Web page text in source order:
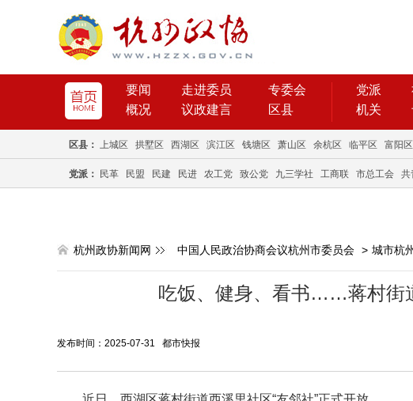
要闻 走进委员
专委会
概况
议政建言 区县
党派
机关
区县： 上城区 拱墅区 西湖区 滨江区 钱塘区 萧山区 余杭区 临平区 富阳区
党派： 民革 民盟 民建 民进 农工党 致公党 九三学社 工商联 市总工会 共
杭州政协新闻网 中国人民政治协商会议杭州市委员会 > 城市杭州
吃饭、健身、看书……蒋村街
发布时间：2025-07-31 都市快报